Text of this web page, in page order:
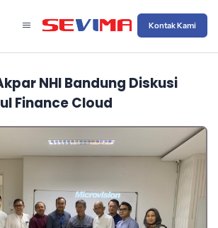
Kontak Kami
NHI Bandung Diskusi
Finance Cloud